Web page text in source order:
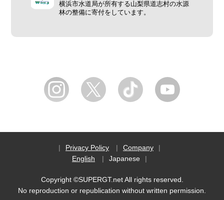
横浜市水道局が所有する山梨県道志村の水源
林の整備に寄付をしています。
Privacy Policy
Company
English
Japanese
Copyright ©SUPERGT.net All rights reserved.
No reproduction or republication without written permission.